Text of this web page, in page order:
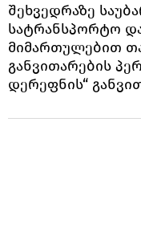
შეხვედრაზე
სატრანსპორტო
მიმართულებით
განვითარების
დერეფნის“